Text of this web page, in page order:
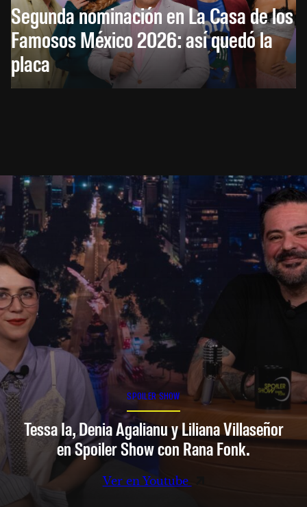
Segunda nominación en La Casa de los
Famosos México 2026: así quedó la
placa
SPOILER SHOW
Tessa Ia, Denia Agalianu y Liliana Villaseñor
en Spoiler Show con Rana Fonk.
Ver en Youtube